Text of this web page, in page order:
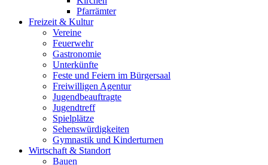
Pfarrämter
Freizeit & Kultur
Vereine
Feuerwehr
Gastronomie
Unterkünfte
Feste und Feiern im Bürgersaal
Freiwilligen Agentur
Jugendbeauftragte
Jugendtreff
Spielplätze
Sehenswürdigkeiten
Gymnastik und Kinderturnen
Wirtschaft & Standort
Bauen